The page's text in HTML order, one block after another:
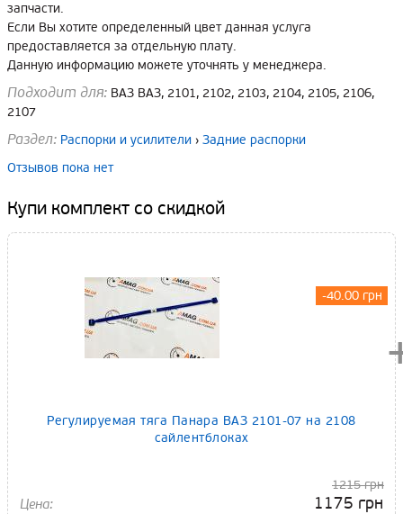
запчасти.
Если Вы хотите определенный цвет данная услуга
предоставляется за отдельную плату.
Данную информацию можете уточнять у менеджера.
Подходит для: ВАЗ ВАЗ, 2101, 2102, 2103, 2104, 2105, 2106,
2107
Раздел: Распорки и усилители › Задние распорки
Отзывов пока нет
Купи комплект со скидкой
-40.00 грн
Регулируемая тяга Панара ВАЗ 2101-07 на 2108
сайлентблоках
1215 грн
1175 грн